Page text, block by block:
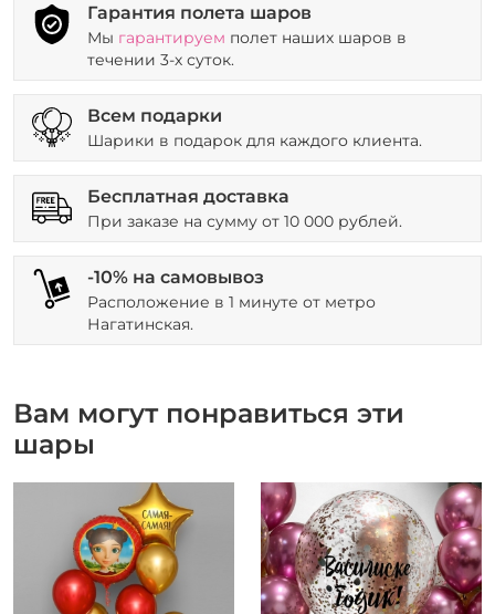
Гарантия полета шаров
Мы гарантируем полет наших шаров в
течении 3-х суток.
Всем подарки
Шарики в подарок для каждого клиента.
Бесплатная доставка
При заказе на сумму от 10 000 рублей.
-10% на самовывоз
Расположение в 1 минуте от метро
Нагатинская.
Вам могут понравиться эти
шары